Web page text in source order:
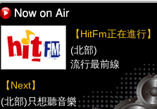
Hit Fm【FB臉書粉絲團】等你加入！
最專業《DJ推薦》好音樂千萬別錯過！
好康報報 最新優惠訊息都在這！
【HitFm正在進行】
(北部)
流行最前線
【Next】
(北部)只想聽音樂